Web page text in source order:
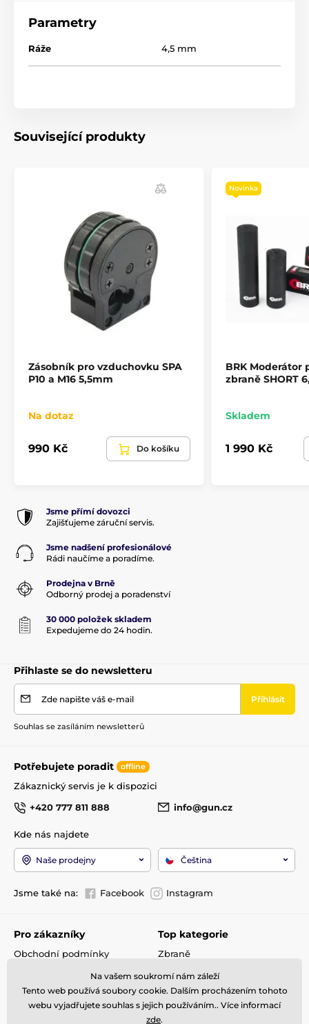
Parametry
Ráže 4,5 mm
Související produkty
Zásobník pro vzduchovku SPA
P10 a M16 5,5mm
Na dotaz
990 Kč Do košíku
Novinka
BRK Moderátor
zbraně SHORT
Skladem
1 990 Kč
Jsme přímí dovozci
Zajišťujeme záruční servis.
Jsme nadšení profesionálové
Rádi naučíme a poradíme.
Prodejna v Brně
Odborný prodej a poradenství
30 000 položek skladem
Expedujeme do 24 hodin.
Přihlaste se do newsletteru
Zde napište váš e-mail Přihlásit
Souhlas se zasíláním newsletterů
Potřebujete poradit offline
Zákaznický servis je k dispozici
+420 777 811 888
info@gun.cz
Kde nás najdete
Naše prodejny Čeština
Jsme také na: Facebook Instagram
Pro zákazníky
Obchodní podmínky
Reklamace
Kontakty
Top kategorie
Zbraně
Střelivo
Příslušenství
Detektory kovů
Na vašem soukromí nám záleží
Tento web používá soubory cookie. Dalším procházením tohoto
webu vyjadřujete souhlas s jejich používáním.. Více informací
zde.